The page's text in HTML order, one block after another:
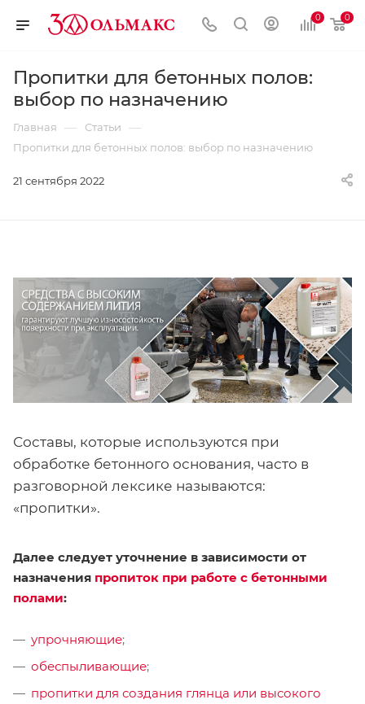
0 0
Пропитки для бетонных полов:
выбор по назначению
Главная — Статьи —
Пропитки для бетонных полов: выбор по назначению
21 сентября 2022
Составы, которые используются при
обработке бетонного основания, часто в
разговорной лексике называются:
«пропитки».
Далее следует уточнение в зависимости от
назначения пропиток при работе с бетонными
полами:
упрочняющие;
обеспыливающие;
пропитки для создания глянца или высокого